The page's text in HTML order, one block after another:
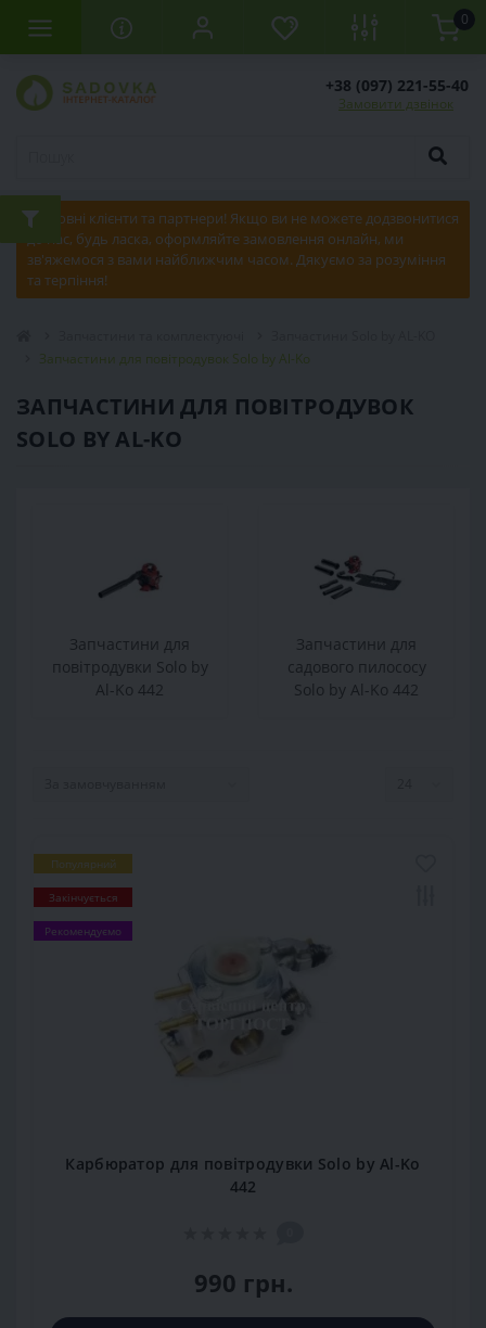
0
+38 (097) 221-55-40
Замовити дзвінок
Шановні клієнти та партнери! Якщо ви не можете додзвонитися
до нас, будь ласка, оформляйте замовлення онлайн, ми
зв'яжемося з вами найближчим часом. Дякуємо за розуміння
та терпіння!
Запчастини для повітродувок Solo by Al-Ko
ЗАПЧАСТИНИ ДЛЯ ПОВІТРОДУВОК
SOLO BY AL-KO
Запчастини для
повітродувки Solo by
Al-Ko 442
Запчастини для
садового пилососу
Solo by Al-Ko 442
Популярний
Закінчується
Рекомендуємо
Карбюратор для повітродувки Solo by Al-Ko
442
990 грн.